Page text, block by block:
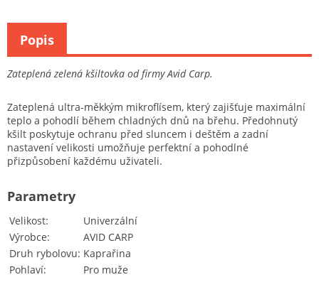
Zateplená zelená kšiltovka od firmy Avid Carp.
Zateplená ultra-měkkým mikroflísem, který zajišťuje maximální
teplo a pohodlí během chladných dnů na břehu. Předohnutý
kšilt poskytuje ochranu před sluncem i deštěm a zadní
nastavení velikosti umožňuje perfektní a pohodlné
přizpůsobení každému uživateli.
Velikost
Univerzální
Výrobce
AVID CARP
Druh rybolovu Kaprařina
Pohlaví
Pro muže
Parametry
Popis